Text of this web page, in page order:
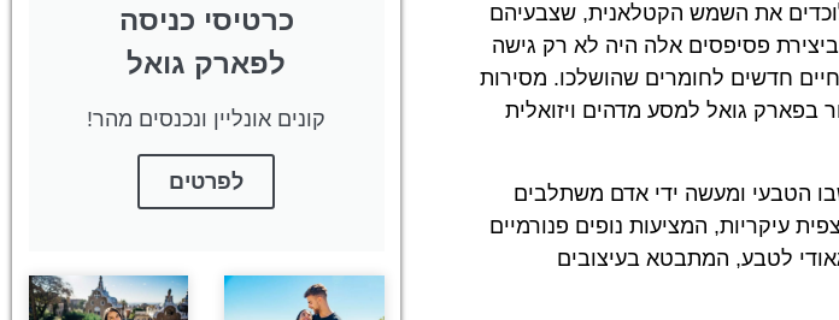
את השמש הקטלאנית, שצבעיהם
פסיפסים אלה היה לא רק גישה
חדשים לחומרים שהושלכו. מסירות
בפארק גואל למסע מדהים ויזואלית
הטבעי ומעשה ידי אדם משתלבים
עיקריות, המציעות נופים פנורמיים
לטבע, המתבטא בעיצובים
כרטיסי כניסה
לפארק גואל
קונים אונליין ונכנסים מהר!
לפרטים